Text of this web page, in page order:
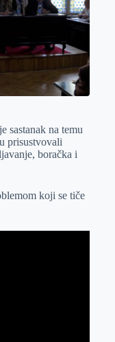
sastanak na temu
prisustvovali
boračka i
koji se tiče